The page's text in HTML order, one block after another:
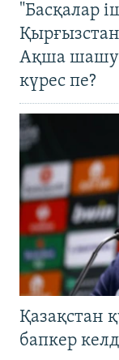
"Басқалар
Ақша шашу
күрес пе?
Қазақстан
бапкер